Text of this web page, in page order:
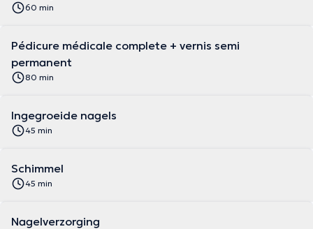
60 min
Pédicure médicale complete + vernis semi
permanent
80 min
Ingegroeide nagels
45 min
Schimmel
45 min
Nagelverzorging